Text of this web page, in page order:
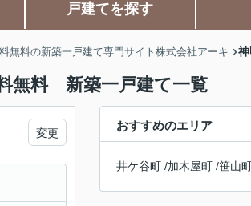
戸建てを探す
無料の新築一戸建て専門サイト株式会社アーキ
無料 新築一戸建て一覧
おすすめのエリア
井ケ谷町 /加木屋町 /笹山
変更